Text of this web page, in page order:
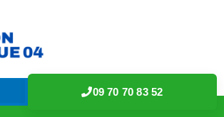
09 70 70 83 52